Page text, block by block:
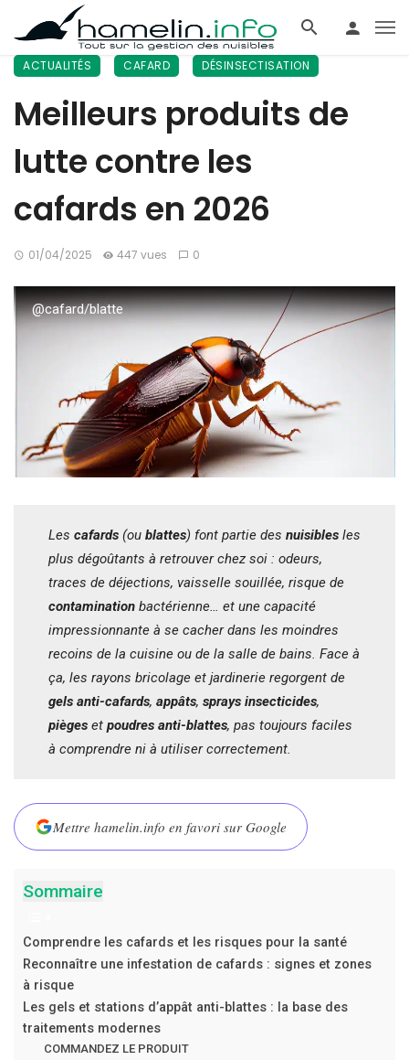
ACTUALITÉS CAFARD DÉSINSECTISATION
Meilleurs produits de
lutte contre les
cafards en 2026
01/04/2025 447 vues 0
@cafard/blatte
Les cafards (ou blattes) font partie des nuisibles les
plus dégoûtants à retrouver chez soi : odeurs,
traces de déjections, vaisselle souillée, risque de
contamination bactérienne… et une capacité
impressionnante à se cacher dans les moindres
recoins de la cuisine ou de la salle de bains. Face à
ça, les rayons bricolage et jardinerie regorgent de
gels anti-cafards, appâts, sprays insecticides,
pièges et poudres anti-blattes, pas toujours faciles
à comprendre ni à utiliser correctement.
Mettre hamelin.info en favori sur Google
Sommaire
Comprendre les cafards et les risques pour la santé
Reconnaître une infestation de cafards : signes et zones
à risque
Les gels et stations d’appât anti-blattes : la base des
traitements modernes
COMMANDEZ LE PRODUIT